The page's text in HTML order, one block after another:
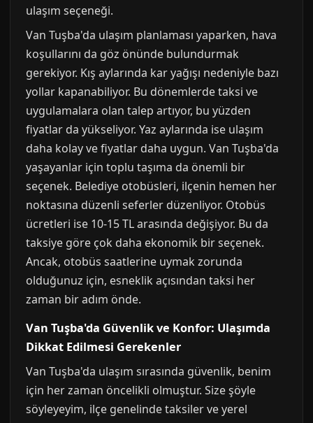
ulaşım seçeneği.
Van Tuşba'da ulaşım planlaması yaparken, hava
koşullarını da göz önünde bulundurmak
gerekiyor. Kış aylarında kar yağışı nedeniyle bazı
yollar kapanabiliyor. Bu dönemlerde taksi ve
uygulamalara olan talep artıyor, bu yüzden
fiyatlar da yükseliyor. Yaz aylarında ise ulaşım
daha kolay ve fiyatlar daha uygun. Van Tuşba'da
yaşayanlar için toplu taşıma da önemli bir
seçenek. Belediye otobüsleri, ilçenin hemen her
noktasına düzenli seferler düzenliyor. Otobüs
ücretleri ise 10-15 TL arasında değişiyor. Bu da
taksiye göre çok daha ekonomik bir seçenek.
Ancak, otobüs saatlerine uymak zorunda
olduğunuz için, esneklik açısından taksi her
zaman bir adım önde.
Van Tuşba'da Güvenlik ve Konfor: Ulaşımda
Dikkat Edilmesi Gerekenler
Van Tuşba'da ulaşım sırasında güvenlik, benim
için her zaman öncelikli olmuştur. Size şöyle
söyleyeyim, ilçe genelinde taksiler ve yerel